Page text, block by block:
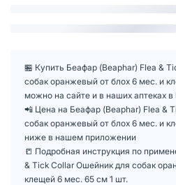
🏪 Купить Беафар (Beaphar) Flea &
собак оранжевый от блох 6 мес. и
можно на сайте и в наших аптеках в
📲 Цена на Беафар (Beaphar) Flea &
собак оранжевый от блох 6 мес. и
ниже в нашем приложении
📒 Подробная инструкция по
& Tick Collar Ошейник для собак
клещей 6 мес. 65 см 1 шт.